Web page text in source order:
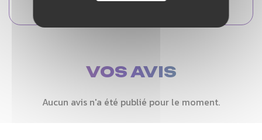
VOS AVIS
Aucun avis n'a été publié pour le moment.